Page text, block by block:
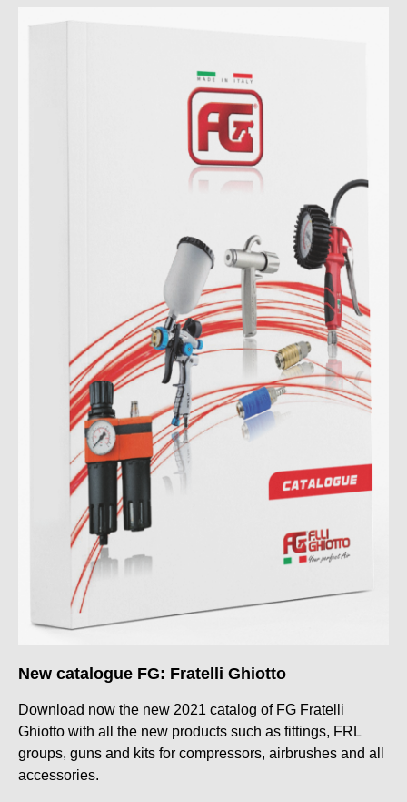
New catalogue FG: Fratelli Ghiotto
Download now the new 2021 catalog of FG Fratelli
Ghiotto with all the new products such as fittings, FRL
groups, guns and kits for compressors, airbrushes and all
accessories.